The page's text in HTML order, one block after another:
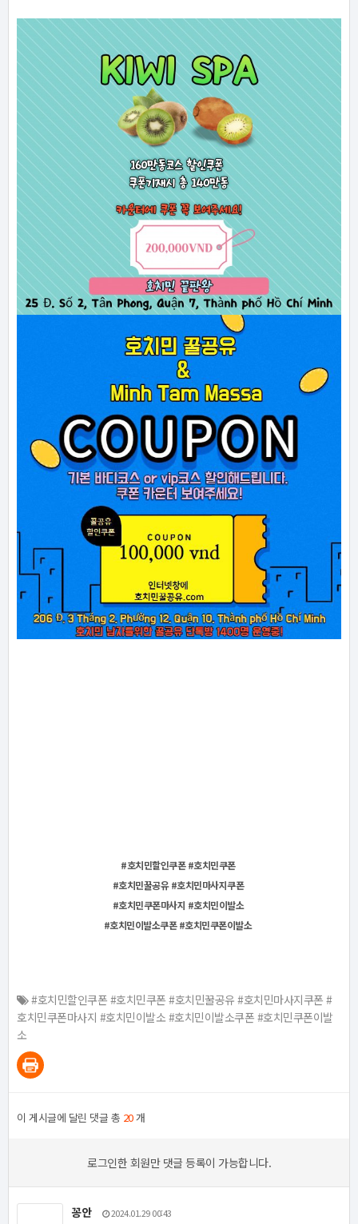
#호치민할인쿠폰 #호치민쿠폰
#호치민꿀공유 #호치민마사지쿠폰
#호치민쿠폰마사지 #호치민이발소
#호치민이발소쿠폰 #호치민쿠폰이발소
#호치민할인쿠폰 #호치민쿠폰 #호치민꿀공유 #호치민마사지쿠폰 #
호치민쿠폰마사지 #호치민이발소 #호치민이발소쿠폰 #호치민쿠폰이발
소
이 게시글에 달린 댓글 총 20개
로그인한 회원만 댓글 등록이 가능합니다.
꽁안 2024.01.29 00:43